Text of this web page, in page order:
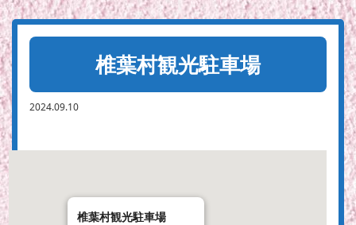
椎葉村観光駐車場
2024.09.10
椎葉村観光駐車場